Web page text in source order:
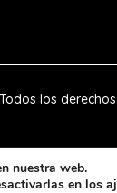
los
nuestra web.
en los